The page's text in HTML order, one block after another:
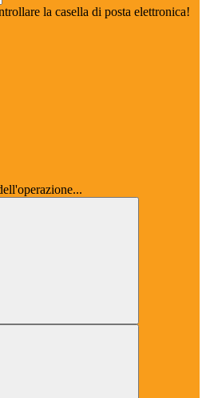
la casella di posta elettronica!